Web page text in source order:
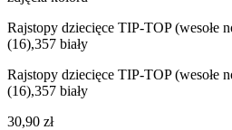
Rajstopy dziecięce TIP-TOP
(16),357 biały
Rajstopy dziecięce TIP-TOP
(16),357 biały
30,90 zł